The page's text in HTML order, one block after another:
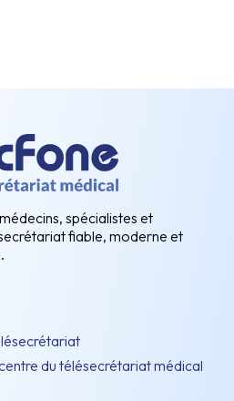
spécialistes et
fiable, moderne et
du télésecrétariat médical